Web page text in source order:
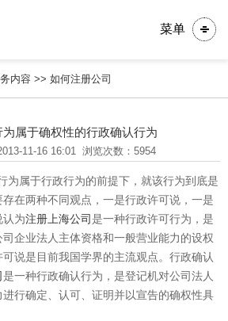
菜单
内容 >>如何注册公司
属于确权性的行政确认行为
11-16 16:01 浏览次数：5954
为属于行政行为的前提下，就该行为到底是
在两种不同观点，一是行政许可说，一是
认为注册上海公司是一种行政许可行为，是
企业法人主体资格和一般营业能力的设权
说是目前我国学界的主流观点。行政确认
是一种行政确认行为，是登记机对公司法人
行确定、认可、证明并以宣告的确权性具